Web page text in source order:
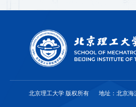
北京理工大学 版权所有 地址：北京海